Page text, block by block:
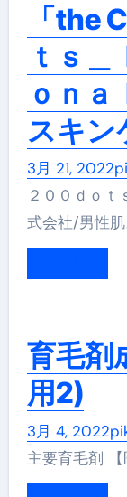
「the
ｔｓ＿
ｏｎ
スキン
3月 21, 2022
２００ｄｏｔｓ＿Ｉｎｔｅｒｎａｔｉｏｎａｌ株
式会社/男性肌
育毛剤
用2)
3月 4, 2022
主要育毛剤